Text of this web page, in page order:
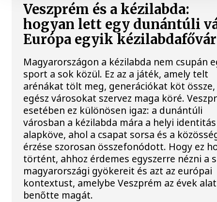
Veszprém és a kézilabda:
hogyan lett egy dunántúli
Európa egyik
Magyarországon a kézilabda nem csupán
sport a sok közül. Ez az a játék, amely telt
arénákat tölt meg, generációkat köt össze,
egész városokat szervez maga köré.
esetében ez különösen igaz: a dunántúli
városban a kézilabda mára a helyi identitás
alapköve, ahol a csapat sorsa és a
érzése szorosan összefonódott. Hogy ez
történt, ahhoz érdemes egyszerre nézni a
magyarországi gyökereit és azt az európai
kontextust, amelybe Veszprém az évek
benőtte magát.